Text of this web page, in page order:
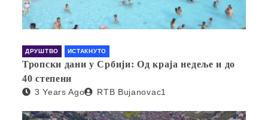
ДРУШТВО ИСТАКНУТО
Тропски дани у Србији: Од краја недеље и до
40 степени
3 Years Ago RTB Bujanovac1